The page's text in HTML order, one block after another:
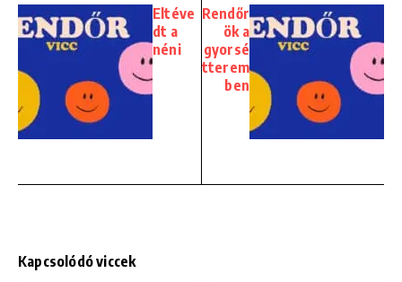
Eltéve
dt a
néni
Rendőr
ök a
gyorsé
tterem
ben
Kapcsolódó viccek